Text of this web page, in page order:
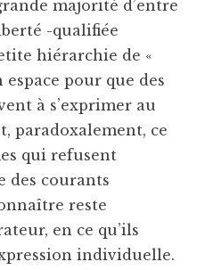
majorité d’entre
-qualifiée
hiérarchie de «
pour que des
à s’exprimer au
paradoxalement, ce
qui refusent
des courants
reste
en ce qu’ils
individuelle.